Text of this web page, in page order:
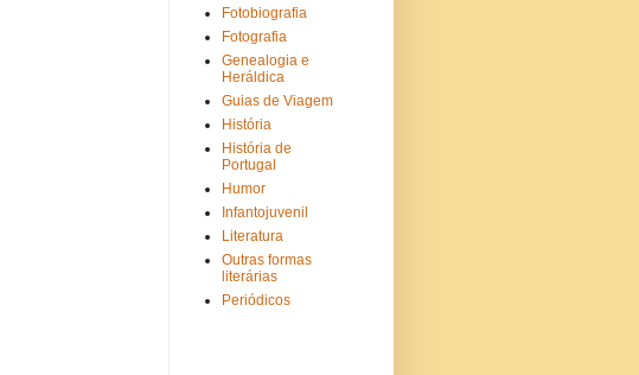
Fotobiografia
Fotografia
Genealogia e
Heráldica
Guias de Viagem
História
História de
Portugal
Humor
Infantojuvenil
Literatura
Outras formas
literárias
Periódicos